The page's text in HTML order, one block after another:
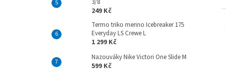
3/8
249 Kč
Termo triko merino Icebreaker 175
Everyday LS Crewe L
1 299 Kč
Nazouváky Nike Victori One Slide M
599 Kč